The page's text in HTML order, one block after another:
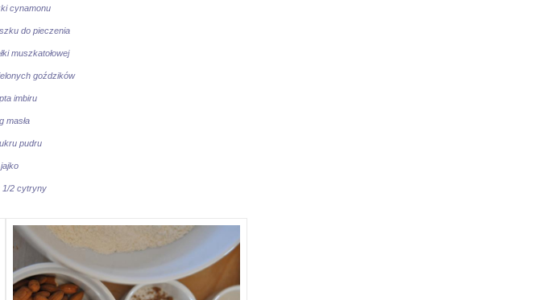
cynamonu
do pieczenia
muszkatołowej
goździków
imbiru
masła
pudru
2 cytryny